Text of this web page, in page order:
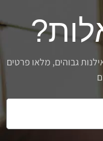
גבוהים, מלאו פרטים